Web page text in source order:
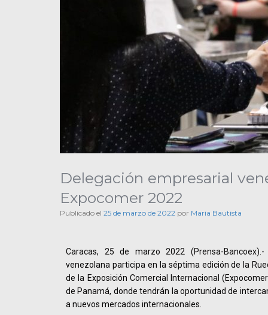
Delegación empresarial
Expocomer 2022
Publicado el 25 de marzo de 2022 por Maria Bautista
Caracas, 25 de marzo 2022 (Prensa-
venezolana participa en la séptima edición de la
de la Exposición Comercial Internacional
de Panamá, donde tendrán la oportunidad de
a nuevos mercados internacionales.